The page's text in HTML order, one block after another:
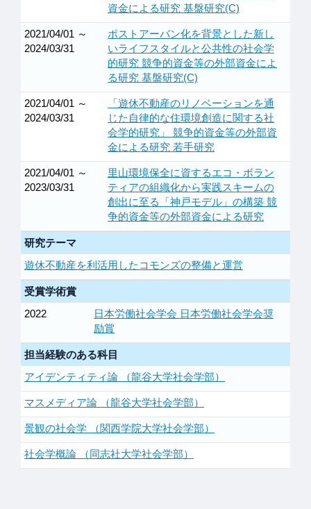
資金による研究 基盤研究(C)
2021/04/01 ～
2024/03/31
ポストアーバン化を背景とした新し
いライフスタイルと公共性の社会学
的研究 競争的資金等の外部資金によ
る研究 基盤研究(C)
2021/04/01 ～
2024/03/31
「遊休不動産のリノベーションを通
じた自律的な住環境創造に関する社
会学的研究」 競争的資金等の外部資
金による研究 若手研究
2021/04/01 ～
2023/03/31
里山環境保全に資するエコ・ボラン
ティアの組織化から実践スキームの
創出に至る「神戸モデル」の構築 競
争的資金等の外部資金による研究
研究テーマ
遊休不動産を利活用したコモンズの整備と運営
受賞学術賞
2022
日本労働社会学会 日本労働社会学会奨
励賞
担当経験のある科目
アイデンティティ論 （龍谷大学社会学部）
マスメディア論 （龍谷大学社会学部）
景観の社会学 （関西学院大学社会学部）
社会学概論 （同志社大学社会学部）